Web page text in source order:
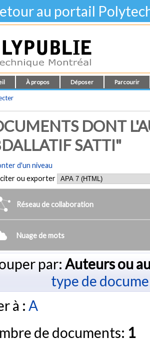
au portail
À propos Déposer Parcourir
DONT
SATTI"
d'un niveau
ou exporter
Réseau de collaboration
Nuage de mots
par: Auteurs ou
type de
à : A
de documents: 1